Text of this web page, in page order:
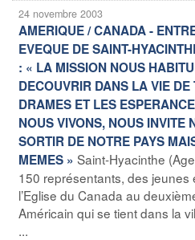
24 novembre 2003
AMERIQUE / CANADA -
EVEQUE DE SAINT-
: « LA MISSION NOUS
DECOUVRIR DANS LA VIE
DRAMES ET LES
NOUS VIVONS, NOUS INVITE
SORTIR DE NOTRE PAYS
MEMES » Saint-Hyacinthe
150 représentants, des jeunes
l’Eglise du Canada au
Américain qui se tient dans la
...